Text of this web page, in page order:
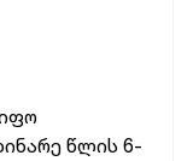
წლის 6-